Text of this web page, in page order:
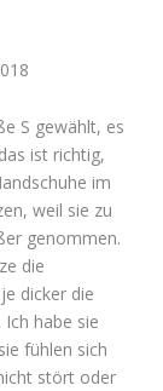
S gewählt, es
ist richtig,
im
weil sie zu
genommen.
die
dicker die
habe sie
fühlen sich
stört oder